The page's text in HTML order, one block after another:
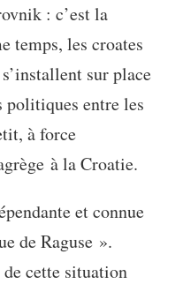
: c’est la
temps, les croates
sur place
politiques entre les
à force
à la Croatie.
et connue
de Raguse ».
cette situation